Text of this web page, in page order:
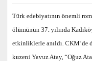
Türk edebiyatının önemli
ölümünün 37. yılında
etkinliklerle anıldı. CKM’de
kuzeni Yavuz Atay, “Oğuz